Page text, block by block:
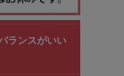
ランスがいい